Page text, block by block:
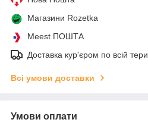
Магазини Rozetka
Meest ПОШТА
Доставка кур'єром по всій
Всі умови доставки
Умови оплати